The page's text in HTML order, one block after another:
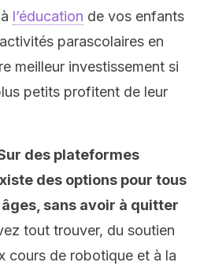
l’éducation de vos enfants
parascolaires en
meilleur investissement si
petits profitent de leur
des plateformes
des options pour tous
sans avoir à quitter
tout trouver, du soutien
cours de robotique et à la